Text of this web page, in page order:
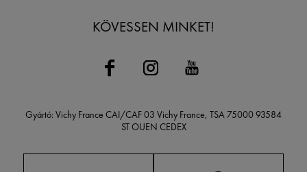
KÖVESSEN MINKET!
Gyártó: Vichy France CAI/CAF 03 Vichy France, TSA 75000 93584
ST OUEN CEDEX